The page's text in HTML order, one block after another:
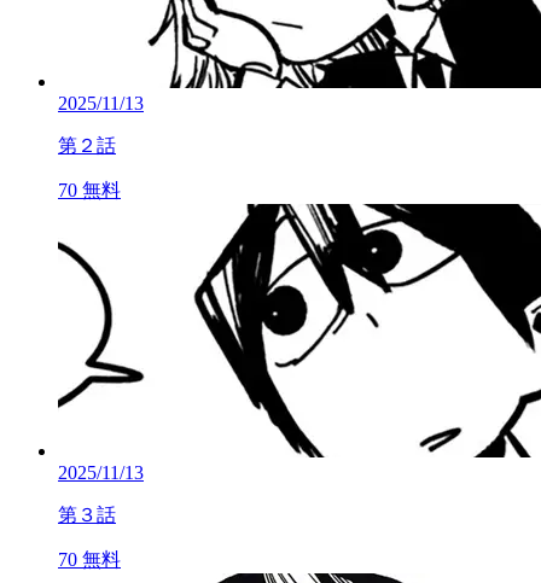
2025/11/13
第２話
70 無料
2025/11/13
第３話
70 無料